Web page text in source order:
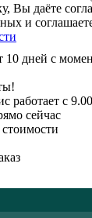
Вы даёте
и
10 дней с
работает с
сейчас